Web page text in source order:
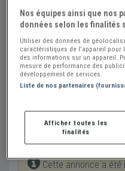
- 1967
Créer une alerte
8 000 €
Vendeur Particulier
Espagne
Cette annonce a
Nos équipes ainsi que nos
données selon les finalités
Utiliser des données de
caractéristiques de l’appareil pour
des informations sur un appareil.
mesure de performance des
développement de services.
Liste de nos partenaires
Afficher toutes les
finalités